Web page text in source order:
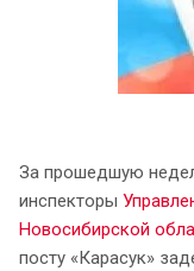
За прошедшую
инспекторы
Новосибирской
посту «Карасук»